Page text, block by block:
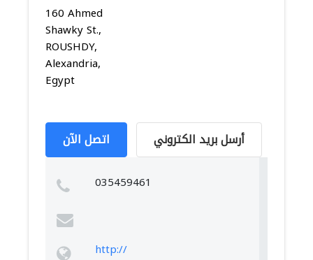
160 Ahmed
Shawky St.,
ROUSHDY,
Alexandria,
Egypt
اتصل الآن أرسل بريد الكتروني
035459461
http://